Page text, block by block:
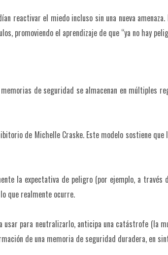
reactivar el miedo incluso sin una nueva
promoviendo el aprendizaje de que “ya no hay
de seguridad se almacenan en múltiples
de Michelle Craske. Este modelo sostiene
la expectativa de peligro (por ejemplo, a través
que realmente ocurre.
para neutralizarlo, anticipa una catástrofe (la
de una memoria de seguridad duradera, en